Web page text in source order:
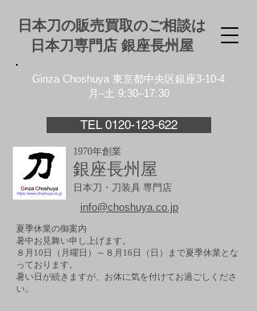
日本刀の販売買取のご相談は
日本刀専門店 銀座⻑州屋
Ginza Choshuya 東京都中央区銀座3-10-4
月–土 9:30–17:30
TEL 0120-123-622
1970年創業
銀座長州屋
日本刀・刀装具 専門店
info@choshuya.co.jp
夏季休業の御案内
暑中お見舞い申し上げます。
８月10日（月曜日）～８月16日（日）まで夏季休業とな
っております。
​暑い日が続きますが、お体に気を付けてお過ごしくださ
い。